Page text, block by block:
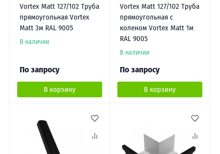
Vortex Matt 127/102 Труба
прямоугольная Vortex
Matt 3м RAL 9005
В наличии
По запросу
В корзину
Vortex Matt 127/102 Труба
прямоугольная с
коленом Vortex Matt 1м
RAL 9005
В наличии
По запросу
В корзину